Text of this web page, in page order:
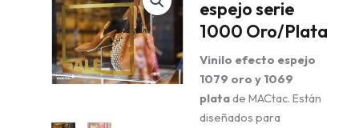
espejo serie
1000 Oro/Plata
Vinilo efecto espejo
1079 oro y 1069
platade MACtac. Están
diseñados para